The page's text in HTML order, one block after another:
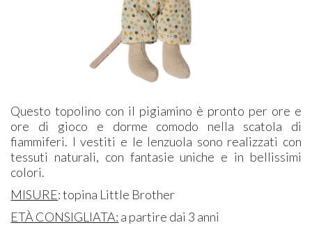
Questo topolino con il pigiamino è pronto per ore e
ore di gioco e dorme comodo nella scatola di
fiammiferi. I vestiti e le lenzuola sono realizzati con
tessuti naturali, con fantasie uniche e in bellissimi
colori.
MISURE: topina Little Brother
ETÀ CONSIGLIATA: a partire dai 3 anni